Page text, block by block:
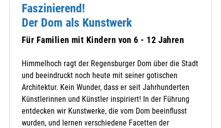
Faszinierend!
Der Dom als Kunstwerk
Für Familien mit Kindern von 6 - 12 Jahren
Himmelhoch ragt der Regensburger Dom über die Stadt
und beeindruckt noch heute mit seiner gotischen
Architektur. Kein Wunder, dass er seit Jahrhunderten
Künstlerinnen und Künstler inspiriert! In der Führung
entdecken wir Kunstwerke, die vom Dom beeinflusst
wurden, und lernen verschiedene Facetten der